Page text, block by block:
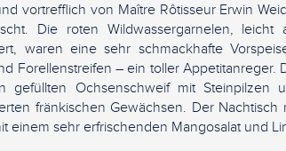
vortrefflich von Maître Rôtisseur Erwin
Die roten Wildwassergarnelen, leicht
waren eine sehr schmackhafte
Forellenstreifen – ein toller Appetitanreger.
gefüllten Ochsenschweif mit Steinpilzen
fränkischen Gewächsen. Der
einem sehr erfrischenden Mangosalat und